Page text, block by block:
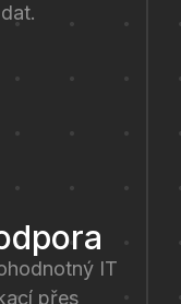
IT
přes